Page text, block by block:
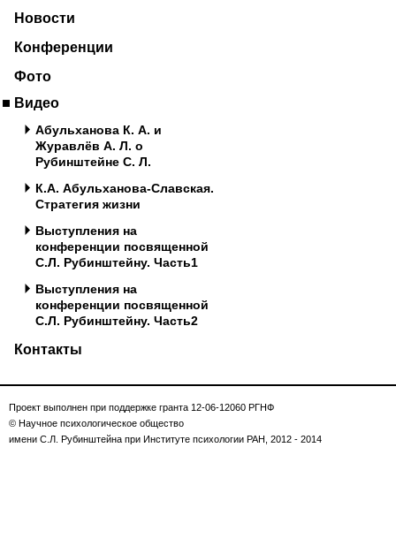
Новости
Конференции
Фото
Видео
Абульханова К. А. и
Журавлёв А. Л. о
Рубинштейне С. Л.
К.А. Абульханова-Славская.
Стратегия жизни
Выступления на
конференции посвященной
С.Л. Рубинштейну. Часть1
Выступления на
конференции посвященной
С.Л. Рубинштейну. Часть2
Контакты
Проект выполнен при поддержке гранта 12-06-12060 РГНФ
© Научное психологическое общество
имени С.Л. Рубинштейна при Институте психологии РАН, 2012 - 2014